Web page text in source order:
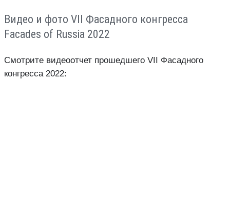
Видео и фото VII Фасадного конгресса
Facades of Russia 2022
Смотрите видеоотчет прошедшего VII Фасадного
конгресса 2022: